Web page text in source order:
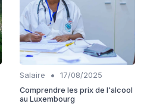
Salaire •
17/08/2025
Comprendre les prix de l'alcool
au Luxembourg